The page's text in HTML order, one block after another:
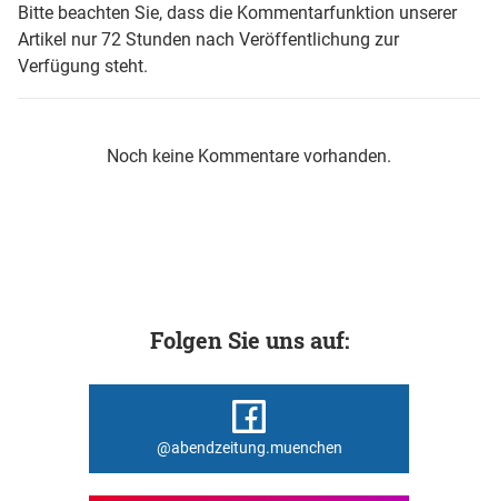
Bitte beachten Sie, dass die Kommentarfunktion unserer
Artikel nur 72 Stunden nach Veröffentlichung zur
Verfügung steht.
Noch keine Kommentare vorhanden.
Folgen Sie uns auf:
@abendzeitung.muenchen